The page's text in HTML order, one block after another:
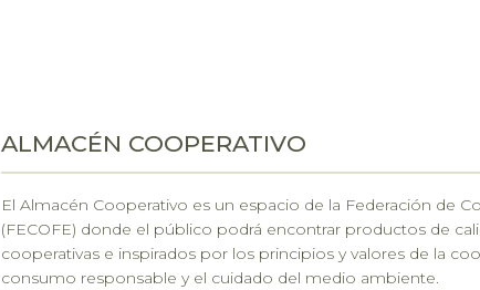
ALMACÉN COOPERATIVO
El Almacén Cooperativo es un espacio de la Federación de
(FECOFE) donde el público podrá encontrar productos de
cooperativas e inspirados por los principios y valores de la
consumo responsable y el cuidado del medio ambiente.